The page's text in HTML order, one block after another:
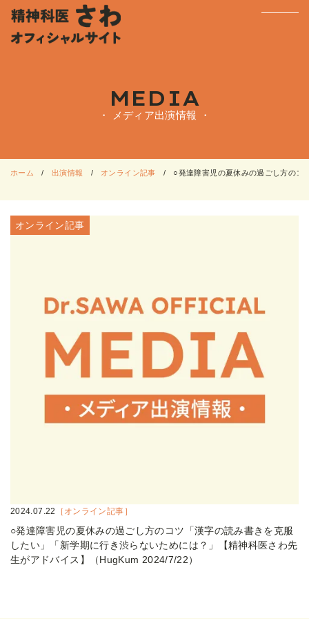
MEDIA
・ メディア出演情報 ・
ホーム 出演情報 オンライン記事 ○発達障害児の夏休みの過ごし方のコ
オンライン記事
2024.07.22 ［オンライン記事］
○発達障害児の夏休みの過ごし方のコツ「漢字の読み書きを克服
したい」「新学期に行き渋らないためには？」【精神科医さわ先
生がアドバイス】（HugKum 2024/7/22）